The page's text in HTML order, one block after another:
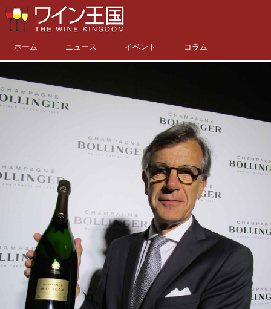
ホーム ニュース イベント コラム